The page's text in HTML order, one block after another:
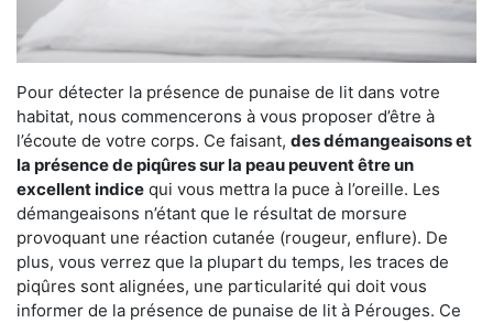
Pour détecter la présence de punaise de lit dans votre
habitat, nous commencerons à vous proposer d’être à
l’écoute de votre corps. Ce faisant, des démangeaisons et
la présence de piqûres sur la peau peuvent être un
excellent indice qui vous mettra la puce à l’oreille. Les
démangeaisons n’étant que le résultat de morsure
provoquant une réaction cutanée (rougeur, enflure). De
plus, vous verrez que la plupart du temps, les traces de
piqûres sont alignées, une particularité qui doit vous
informer de la présence de punaise de lit à Pérouges. Ce